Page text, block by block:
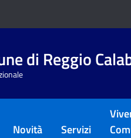
di Reggio
Novità Servizi